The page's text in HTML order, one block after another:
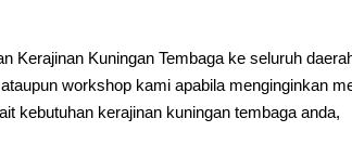
Kerajinan Kuningan Tembaga ke seluruh
workshop kami apabila menginginkan
kebutuhan kerajinan kuningan tembaga anda,